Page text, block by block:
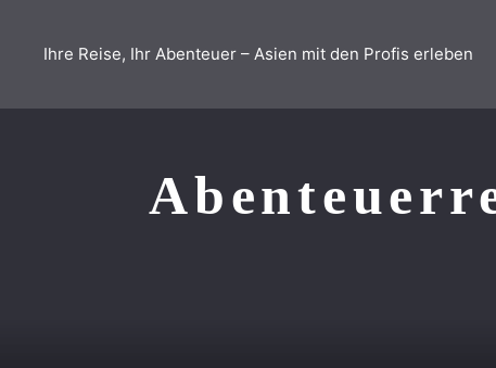
springen
Ihre Reise, Ihr Abenteuer – Asien mit den Profis erleben